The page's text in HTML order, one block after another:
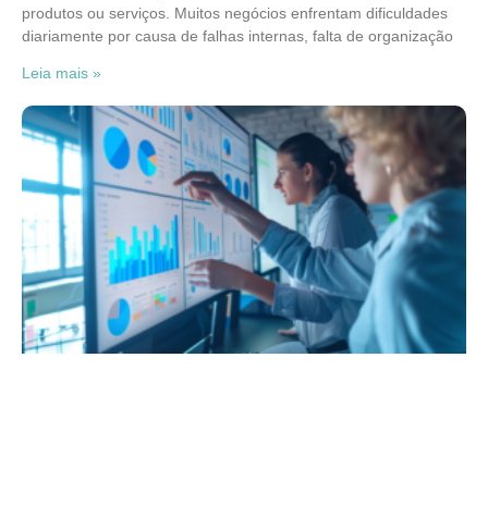
produtos ou serviços. Muitos negócios enfrentam dificuldades
diariamente por causa de falhas internas, falta de organização
Leia mais »